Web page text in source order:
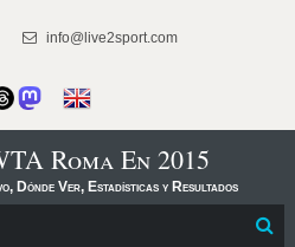
info@live2sport.com
Roma En 2015
Dónde Ver, Estadísticas y Resultados